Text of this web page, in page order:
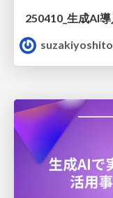
suzakiyoshito